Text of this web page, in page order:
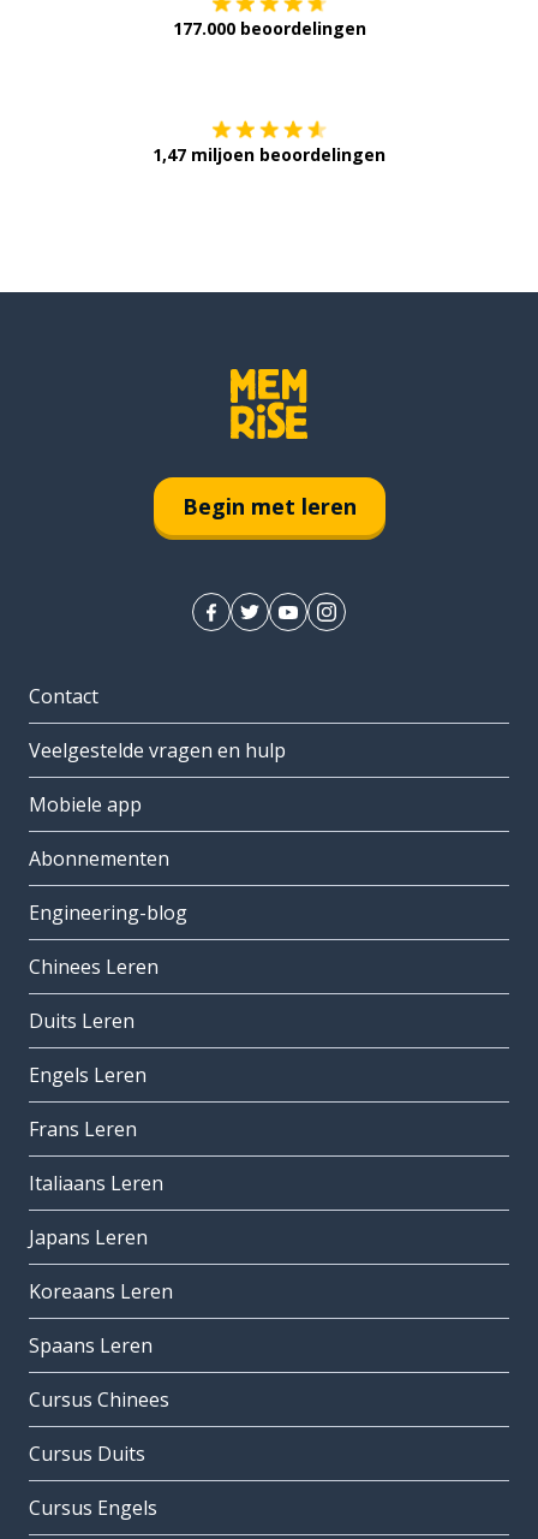
177.000 beoordelingen
1,47 miljoen beoordelingen
Begin met leren
Contact
Veelgestelde vragen en hulp
Mobiele app
Abonnementen
Engineering-blog
Chinees Leren
Duits Leren
Engels Leren
Frans Leren
Italiaans Leren
Japans Leren
Koreaans Leren
Spaans Leren
Cursus Chinees
Cursus Duits
Cursus Engels